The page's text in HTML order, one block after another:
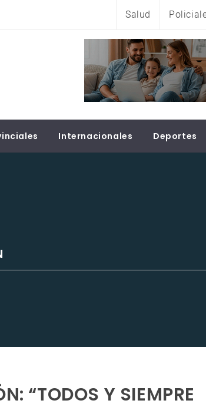
Salud
Internacionales Deportes
“TODOS Y SIEMPRE